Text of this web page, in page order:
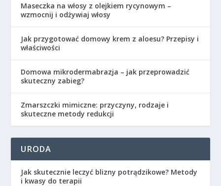
Maseczka na włosy z olejkiem rycynowym –
wzmocnij i odżywiaj włosy
Jak przygotować domowy krem z aloesu? Przepisy i
właściwości
Domowa mikrodermabrazja – jak przeprowadzić
skuteczny zabieg?
Zmarszczki mimiczne: przyczyny, rodzaje i
skuteczne metody redukcji
URODA
Jak skutecznie leczyć blizny potrądzikowe? Metody
i kwasy do terapii